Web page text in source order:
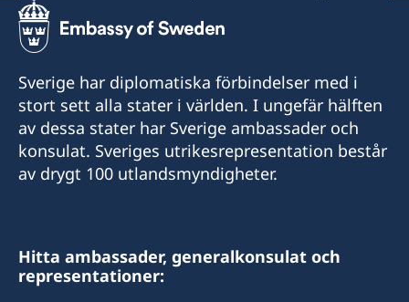
Sverige har diplomatiska förbindelser med i
stort sett alla stater i världen. I ungefär hälften
av dessa stater har Sverige ambassader och
konsulat. Sveriges utrikesrepresentation består
av drygt 100 utlandsmyndigheter.
Hitta ambassader, generalkonsulat och
representationer: